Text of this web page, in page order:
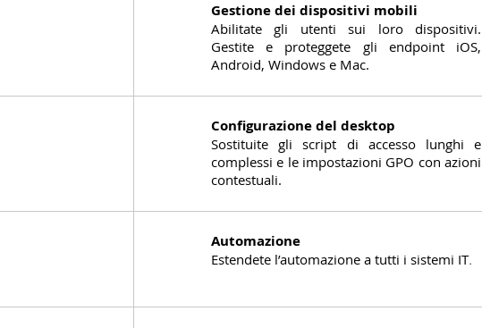
Gestione dei dispositivi mobili
Abilitate gli utenti sui loro dispositivi.
Gestite e proteggete gli endpoint iOS,
Android, Windows e Mac.
Configurazione del desktop
Sostituite gli script di accesso lunghi e
complessi e le impostazioni GPO con azioni
contestuali.
Automazione
Estendete l’automazione a tutti i sistemi IT.